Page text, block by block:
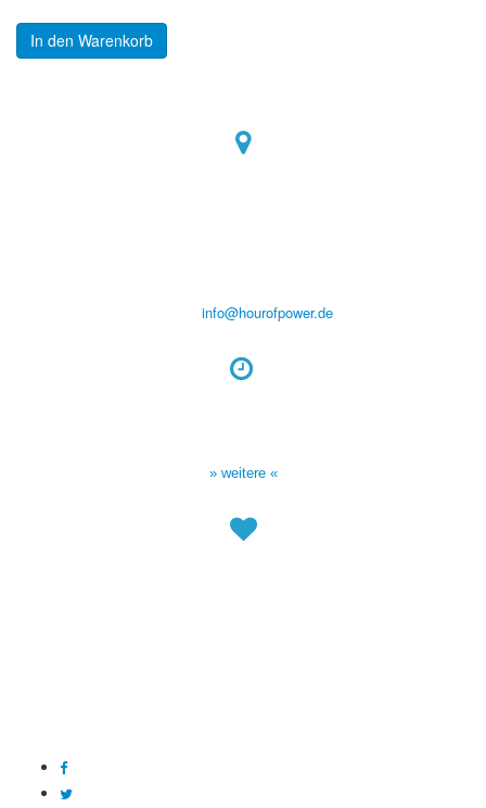
In den Warenkorb
info@hourofpower.de
» weitere «